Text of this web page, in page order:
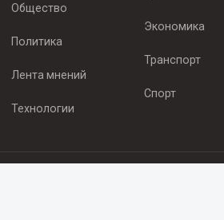
Общество
Политика
Лента мнений
Технологии
Экономика
Транспорт
Спорт